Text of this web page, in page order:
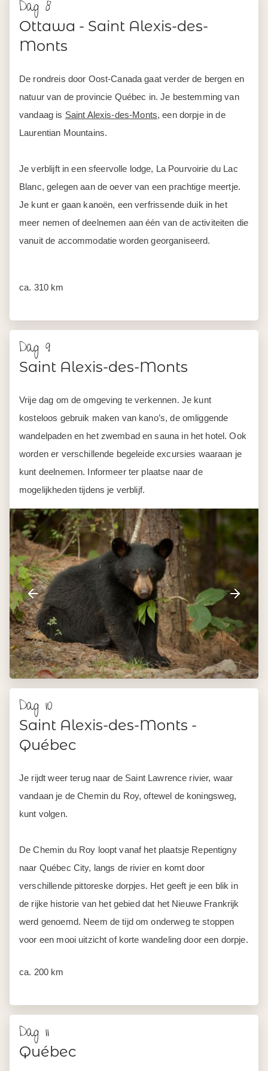
Dag 8
Ottawa - Saint Alexis-des-
Monts
De rondreis door Oost-Canada gaat verder de bergen en
natuur van de provincie Québec in. Je bestemming van
vandaag is Saint Alexis-des-Monts, een dorpje in de
Laurentian Mountains.
Je verblijft in een sfeervolle lodge, La Pourvoirie du Lac
Blanc, gelegen aan de oever van een prachtige meertje.
Je kunt er gaan kanoën, een verfrissende duik in het
meer nemen of deelnemen aan één van de activiteiten die
vanuit de accommodatie worden georganiseerd.
ca. 310 km
Dag 9
Saint Alexis-des-Monts
Vrije dag om de omgeving te verkennen. Je kunt
kosteloos gebruik maken van kano’s, de omliggende
wandelpaden en het zwembad en sauna in het hotel. Ook
worden er verschillende begeleide excursies waaraan je
kunt deelnemen. Informeer ter plaatse naar de
mogelijkheden tijdens je verblijf.
Dag 10
Saint Alexis-des-Monts -
Québec
Je rijdt weer terug naar de Saint Lawrence rivier, waar
vandaan je de Chemin du Roy, oftewel de koningsweg,
kunt volgen.
De Chemin du Roy loopt vanaf het plaatsje Repentigny
naar Québec City, langs de rivier en komt door
verschillende pittoreske dorpjes. Het geeft je een blik in
de rijke historie van het gebied dat het Nieuwe Frankrijk
werd genoemd. Neem de tijd om onderweg te stoppen
voor een mooi uitzicht of korte wandeling door een dorpje.
ca. 200 km
Dag 11
Québec